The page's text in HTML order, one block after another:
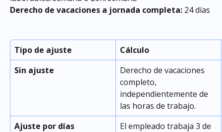
Derecho de vacaciones a jornada completa: 24 días
Tipo de ajuste
Cálculo
Sin ajuste
Derecho de vacaciones
completo,
independientemente de
las horas de trabajo.
Ajuste por días
El empleado trabaja 3 de